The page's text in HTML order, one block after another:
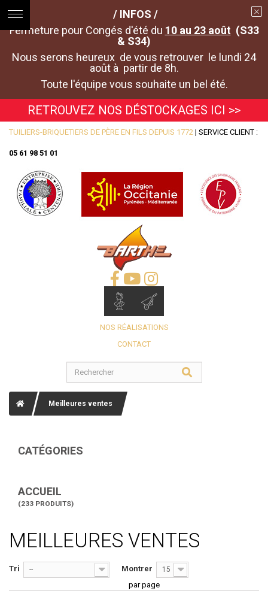
/ INFOS /
Fermeture pour Congés d'été du 10 au 23 août (S33
& S34)
Nous serons heureux de vous retrouver le lundi 24
août à partir de 8h.
Toute l'équipe vous souhaite un bel été.
RETROUVEZ NOS DÉSTOCKAGES ICI >>
TUILIERS-BRIQUETIERS DE PÈRE EN FILS DEPUIS 1772 | SERVICE CLIENT :
05 61 98 51 01
NOS RÉALISATIONS
CONTACT
Meilleures ventes
CATÉGORIES
ACCUEIL
(233 PRODUITS)
MEILLEURES VENTES
Tri -- Montrer 15
par page